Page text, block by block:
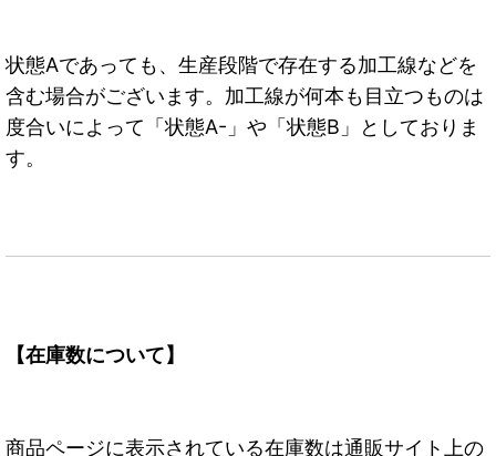
状態Aであっても、生産段階で存在する加工線などを
含む場合がございます。加工線が何本も目立つものは
度合いによって「状態A-」や「状態B」としておりま
す。
【在庫数について】
商品ページに表示されている在庫数は通販サイト上の